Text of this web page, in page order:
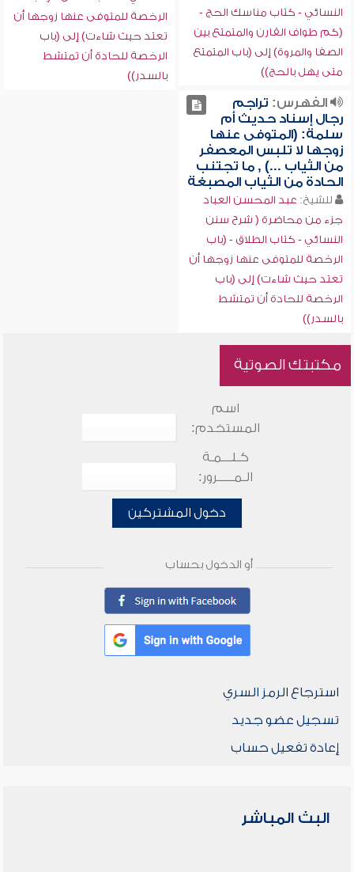
النسائي - كتاب مناسك الحج -
(كم طواف القارن والمتمتع بين
الصفا والمروة) إلى (باب المتمتع
متى يهل بالحج))
الرخصة للمتوفى عنها زوجها أن
تعتد حيث شاءت) إلى (باب
الرخصة للحادة أن تمتشط
بالسدر))
الفهرس: تراجم
رجال إسناد حديث أم
سلمة: (المتوفى عنها
زوجها لا تلبس المعصفر
من الثياب ...) , ما تجتنب
الحادة من الثياب المصبغة
للشيخ: عبد المحسن العباد
جزء من محاضرة ( شرح سنن
النسائي - كتاب الطلاق - (باب
الرخصة للمتوفى عنها زوجها أن
تعتد حيث شاءت) إلى (باب
الرخصة للحادة أن تمتشط
بالسدر))
مكتبتك الصوتية
اسم
المستخدم:
كـلـــمـة
الـمـــــرور:
دخول المشتركين
أو الدخول بحساب
استرجاع الرمز السري
تسجيل عضو جديد
إعادة تفعيل حساب
البث المباشر